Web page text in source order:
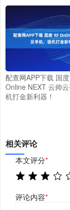
配查网APP下载 国
Online NEXT 云帅
机打金新利器！
相关评论
本文评分*
评论内容*